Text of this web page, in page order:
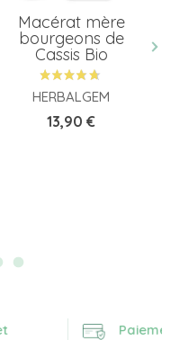
Macérat mère
bourgeons de
Cassis Bio
HERBALGEM
Prix
13,90 €
Paiement